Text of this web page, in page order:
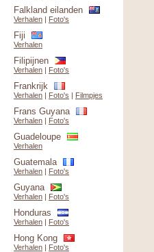
Falkland eilanden
Verhalen | Foto's
Fiji
Verhalen
Filipijnen
Verhalen | Foto's
Frankrijk
Verhalen | Foto's | Filmpjes
Frans Guyana
Verhalen | Foto's
Guadeloupe
Verhalen
Guatemala
Verhalen | Foto's
Guyana
Verhalen | Foto's
Honduras
Verhalen | Foto's
Hong Kong
Verhalen | Foto's